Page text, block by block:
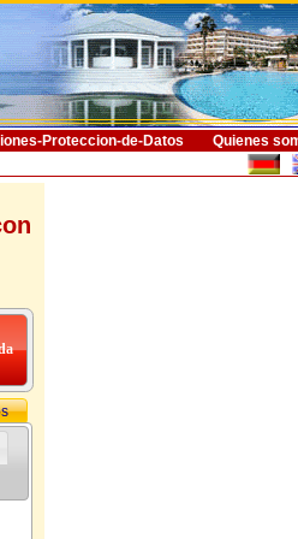
Proteccion-de-Datos Quienes